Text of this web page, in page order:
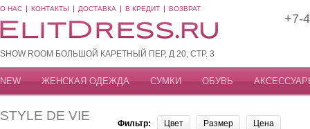
О НАС КОНТАКТЫ ДОСТАВКА В КРЕДИТ ВОЗВРАТ
SHOW ROOM БОЛЬШОЙ КАРЕТНЫЙ ПЕР, Д 20, СТР. 3
+7-
NEW ЖЕНСКАЯ ОДЕЖДА СУМКИ ОБУВЬ
STYLE DE VIE
Фильтр: Цвет Размер Цена